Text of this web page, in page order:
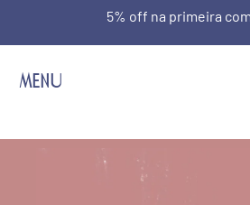
5% off na primeira
MENU